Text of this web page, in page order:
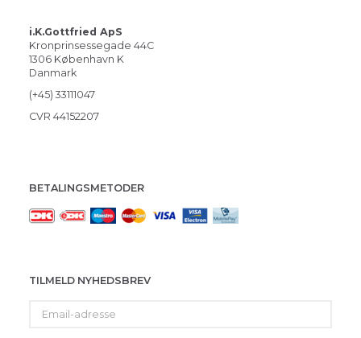
i.K.Gottfried ApS
Kronprinsessegade 44C
1306 København K
Danmark
(+45) 33111047
CVR 44152207
BETALINGSMETODER
TILMELD NYHEDSBREV
adresse